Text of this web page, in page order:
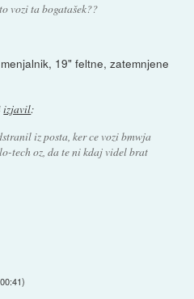
vozi ta bogatašek??
19" feltne, zatemnjene
izjavil:
iz posta, ker ce vozi bmwja
tech oz, da te ni kdaj videl brat
)